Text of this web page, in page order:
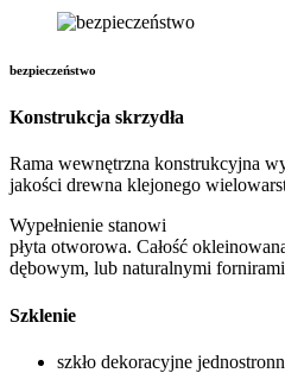
bezpieczeństwo
Konstrukcja skrzydła
Rama wewnętrzna konstrukcyjna
jakości drewna klejonego
Wypełnienie stanowi
płyta otworowa. Całość
dębowym, lub naturalnymi
Szklenie
szkło dekoracyjne